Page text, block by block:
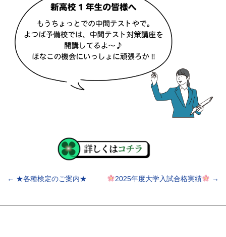
← ★各種検定のご案内★ 2025年度大学入試合格実績 →